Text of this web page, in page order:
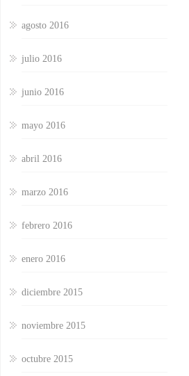
agosto 2016
julio 2016
junio 2016
mayo 2016
abril 2016
marzo 2016
febrero 2016
enero 2016
diciembre 2015
noviembre 2015
octubre 2015